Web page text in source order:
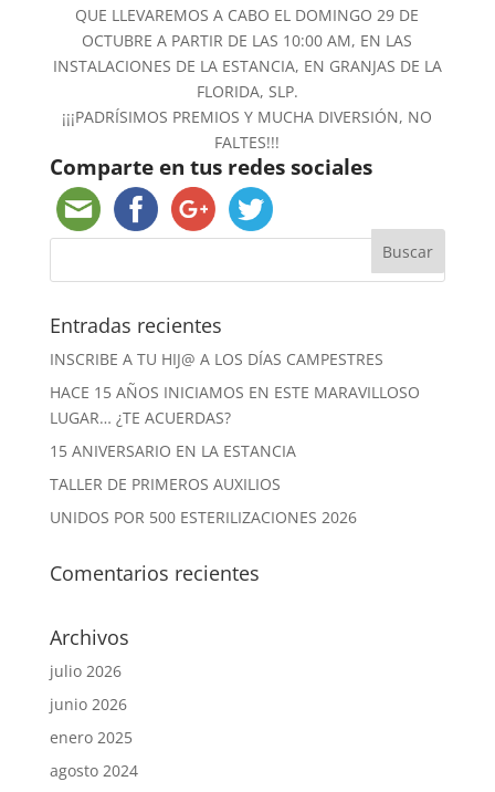
QUE LLEVAREMOS A CABO EL DOMINGO 29 DE
OCTUBRE A PARTIR DE LAS 10:00 AM, EN LAS
INSTALACIONES DE LA ESTANCIA, EN GRANJAS DE LA
FLORIDA, SLP.
¡¡¡PADRÍSIMOS PREMIOS Y MUCHA DIVERSIÓN, NO
FALTES!!!
Comparte en tus redes sociales
Entradas recientes
INSCRIBE A TU HIJ@ A LOS DÍAS CAMPESTRES
HACE 15 AÑOS INICIAMOS EN ESTE MARAVILLOSO
LUGAR… ¿TE ACUERDAS?
15 ANIVERSARIO EN LA ESTANCIA
TALLER DE PRIMEROS AUXILIOS
UNIDOS POR 500 ESTERILIZACIONES 2026
Comentarios recientes
Archivos
julio 2026
junio 2026
enero 2025
agosto 2024